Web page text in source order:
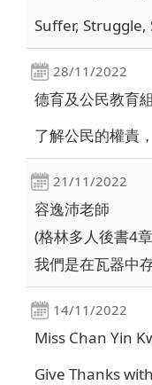
Suffer, Struggle,
28/11/2022
德育及公民教育組
了解公民的權責
21/11/2022
容逸沛老師
(格林多人後書4
我們是在瓦器中
14/11/2022
Miss Chan Yin
Give Thanks